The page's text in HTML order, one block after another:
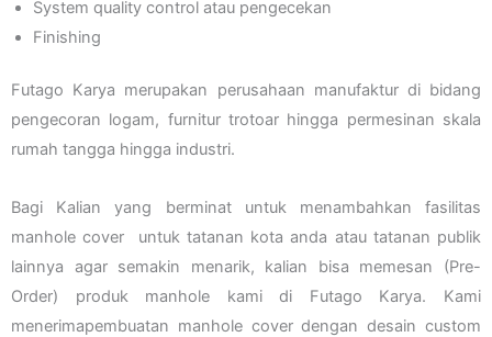
System quality control atau pengecekan
Finishing
Futago Karya merupakan perusahaan manufaktur di bidang
pengecoran logam, furnitur trotoar hingga permesinan skala
rumah tangga hingga industri.
Bagi Kalian yang berminat untuk menambahkan fasilitas
manhole cover untuk tatanan kota anda atau tatanan publik
lainnya agar semakin menarik, kalian bisa memesan (Pre-
Order) produk manhole kami di Futago Karya. Kami
menerimapembuatan manhole cover dengan desain custom